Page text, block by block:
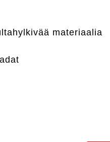
materiaalia